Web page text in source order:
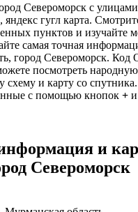
Североморск c
яндекс гугл карта.
пунктов и изучайте
самая точная
город Североморск.
посмотреть народную
схему и карту со спутника.
с помощью кнопок + и
и
Североморск